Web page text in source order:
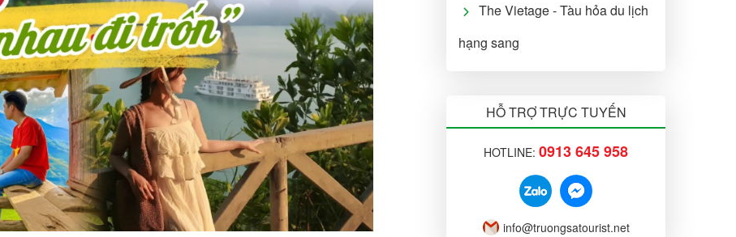
The Vietage - Tàu hỏa du lịch
hạng sang
HỖ TRỢ TRỰC TUYẾN
HOTLINE: 0913 645 958
info@truongsatourist.net